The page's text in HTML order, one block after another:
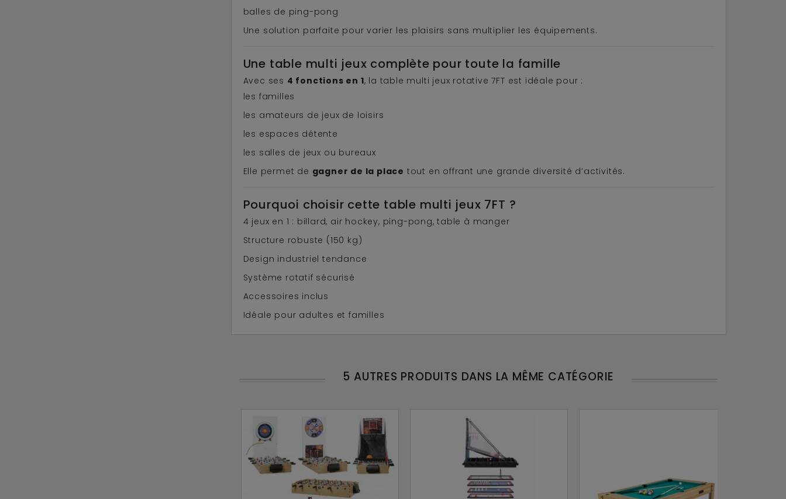
balles de ping-pong
Une solution parfaite pour varier les plaisirs sans multiplier les équipements.
Une table multi jeux complète pour toute la famille
Avec ses 4 fonctions en 1, la table multi jeux rotative 7FT est idéale pour :
les familles
les amateurs de jeux de loisirs
les espaces détente
les salles de jeux ou bureaux
Elle permet de gagner de la place tout en offrant une grande diversité d’activités.
Pourquoi choisir cette table multi jeux 7FT ?
4 jeux en 1 : billard, air hockey, ping-pong, table à manger
Structure robuste (150 kg)
Design industriel tendance
Système rotatif sécurisé
Accessoires inclus
Idéale pour adultes et familles
5 AUTRES PRODUITS DANS LA MÊME CATÉGORIE